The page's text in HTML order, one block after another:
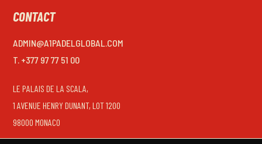
CONTACT
ADMIN@A1PADELGLOBAL.COM
T. +377 97 77 51 00
LE PALAIS DE LA SCALA,
1 AVENUE HENRY DUNANT, LOT 1200
98000 MONACO